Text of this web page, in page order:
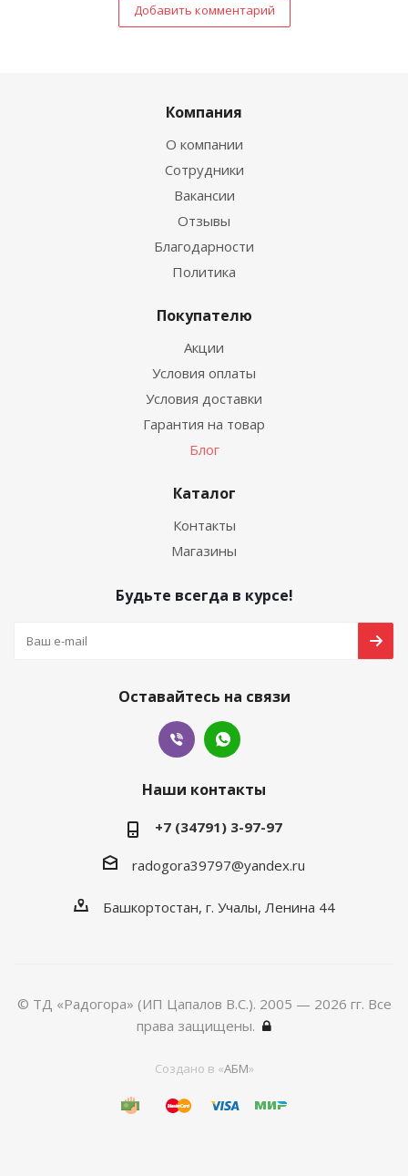
Добавить комментарий
Компания
О компании
Сотрудники
Вакансии
Отзывы
Благодарности
Политика
Покупателю
Акции
Условия оплаты
Условия доставки
Гарантия на товар
Блог
Каталог
Контакты
Магазины
Будьте всегда в курсе!
Оставайтесь на связи
Наши контакты
+7 (34791) 3-97-97
radogora39797@yandex.ru
Башкортостан, г. Учалы, Ленина 44
© ТД «Радогора» (ИП Цапалов В.С.). 2005 — 2026 гг. Все
права защищены.
Создано в «АБМ»